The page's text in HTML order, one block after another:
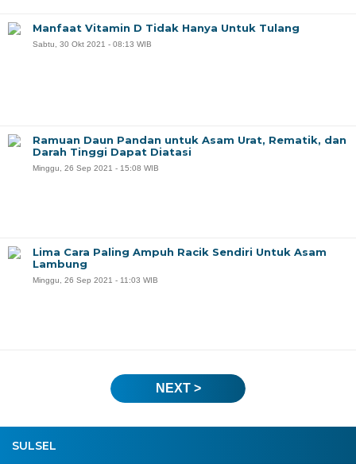
SULSEL
Manfaat Vitamin D Tidak Hanya Untuk Tulang
Sabtu, 30 Okt 2021 - 08:13 WIB
Ramuan Daun Pandan untuk Asam Urat, Rematik, dan
Darah Tinggi Dapat Diatasi
Minggu, 26 Sep 2021 - 15:08 WIB
Lima Cara Paling Ampuh Racik Sendiri Untuk Asam
Lambung
Minggu, 26 Sep 2021 - 11:03 WIB
NEXT >